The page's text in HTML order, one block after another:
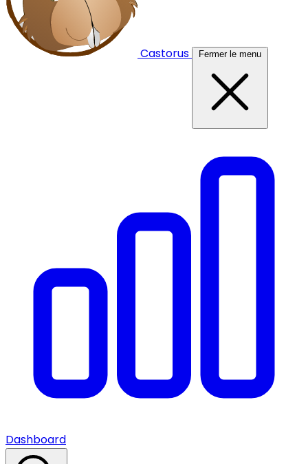
Castorus Fermer le menu
Dashboard